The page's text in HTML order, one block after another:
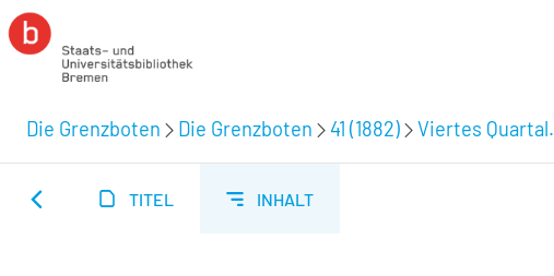
Die Grenzboten Die Grenzboten 41 (1882) Viertes Quartal.
TITEL INHALT